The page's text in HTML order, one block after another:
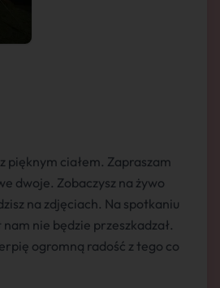
pięknym ciałem. Zapraszam
dwoje. Zobaczysz na żywo
na zdjęciach. Na spotkaniu
nie będzie przeszkadzał.
ogromną radość z tego co